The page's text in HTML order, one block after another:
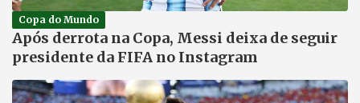
Copa do Mundo
Após derrota na Copa, Messi deixa de seguir
presidente da FIFA no Instagram